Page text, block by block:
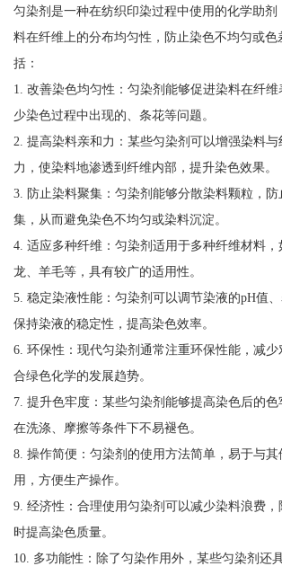
匀染剂是一种在纺织印染过程中使用的化学助剂
料在纤维上的分布均匀性，防止染色不均匀或色
括：
1. 改善染色均匀性：匀染剂能够促进染料在纤
少染色过程中出现的、条花等问题。
2. 提高染料亲和力：某些匀染剂可以增强染料
力，使染料地渗透到纤维内部，提升染色效果。
3. 防止染料聚集：匀染剂能够分散染料颗粒，
集，从而避免染色不均匀或染料沉淀。
4. 适应多种纤维：匀染剂适用于多种纤维材料
龙、羊毛等，具有较广的适用性。
5. 稳定染液性能：匀染剂可以调节染液的pH值、
保持染液的稳定性，提高染色效率。
6. 环保性：现代匀染剂通常注重环保性能，减
合绿色化学的发展趋势。
7. 提升色牢度：某些匀染剂能够提高染色后的
在洗涤、摩擦等条件下不易褪色。
8. 操作简便：匀染剂的使用方法简单，易于与
用，方便生产操作。
9. 经济性：合理使用匀染剂可以减少染料浪费，
时提高染色质量。
10. 多功能性：除了匀染作用外，某些匀染剂还